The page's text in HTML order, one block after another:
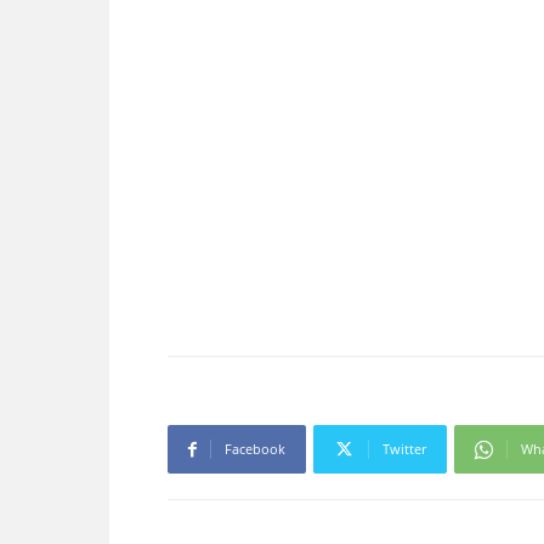
Facebook Twitter